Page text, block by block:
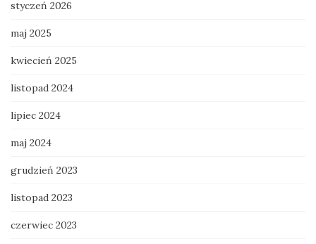
styczeń 2026
maj 2025
kwiecień 2025
listopad 2024
lipiec 2024
maj 2024
grudzień 2023
listopad 2023
czerwiec 2023